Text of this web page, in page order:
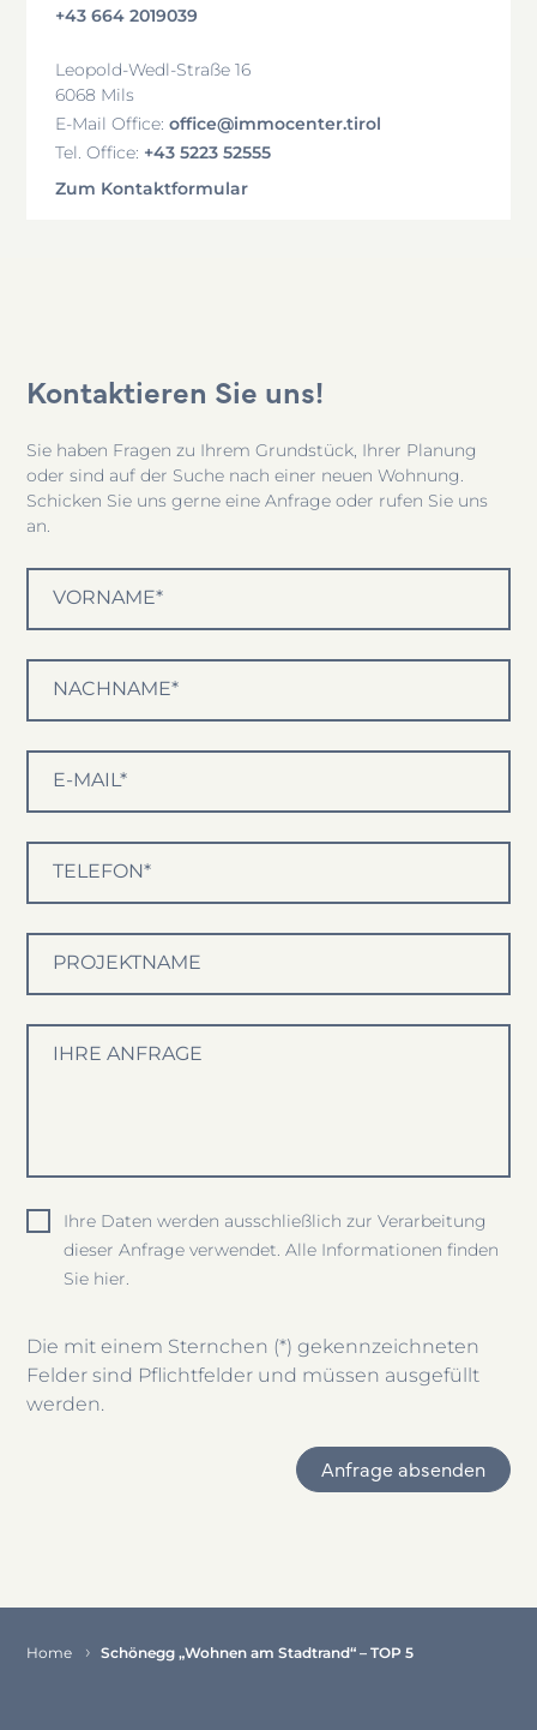
+43 664 2019039
Leopold-Wedl-Straße 16
6068 Mils
E-Mail Office: office@immocenter.tirol
Tel. Office: +43 5223 52555
Zum Kontaktformular
Kontaktieren Sie uns!
Sie haben Fragen zu Ihrem Grundstück, Ihrer Planung
oder sind auf der Suche nach einer neuen Wohnung.
Schicken Sie uns gerne eine Anfrage oder rufen Sie uns
an.
VORNAME*
NACHNAME*
E-MAIL*
TELEFON*
PROJEKTNAME
IHRE ANFRAGE
Ihre Daten werden ausschließlich zur Verarbeitung
dieser Anfrage verwendet. Alle Informationen finden
Sie hier.
Die mit einem Sternchen (*) gekennzeichneten
Felder sind Pflichtfelder und müssen ausgefüllt
werden.
Anfrage absenden
Home Schönegg „Wohnen am Stadtrand“ – TOP 5